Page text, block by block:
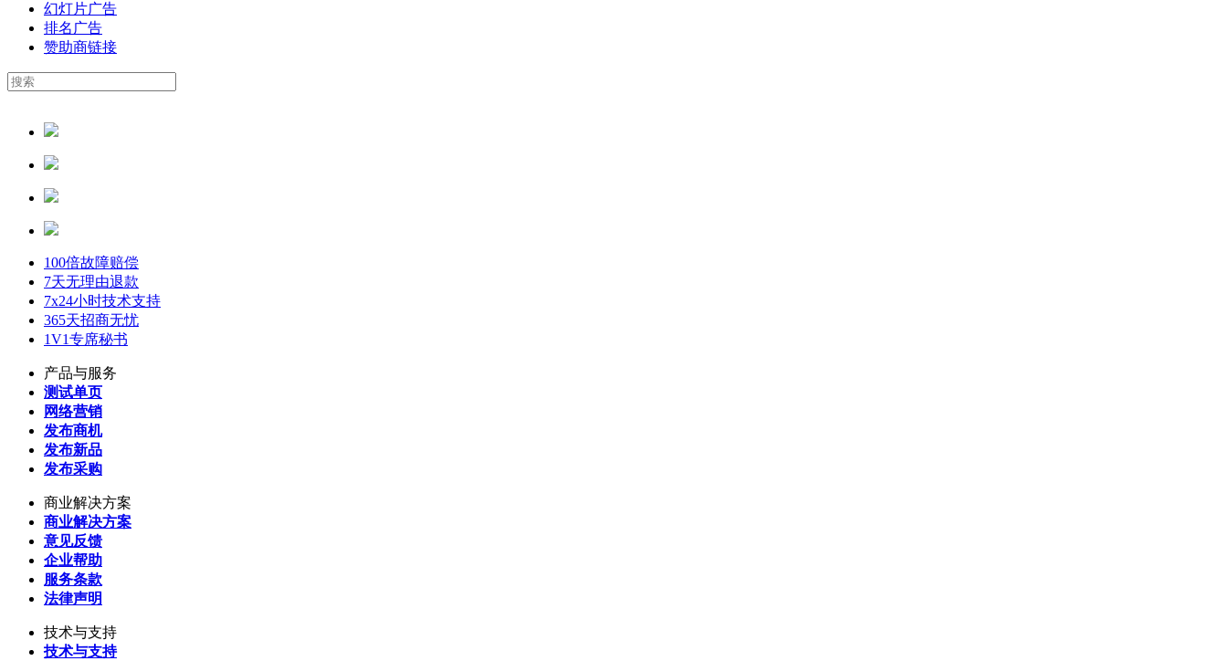
幻灯片广告
排名广告
赞助商链接
100倍故障赔偿
7天无理由退款
7x24小时技术支持
365天招商无忧
1V1专席秘书
产品与服务
测试单页
网络营销
发布商机
发布新品
发布采购
商业解决方案
商业解决方案
意见反馈
企业帮助
服务条款
法律声明
技术与支持
技术与支持